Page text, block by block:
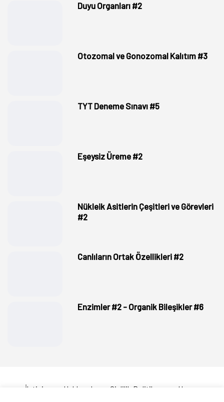
Duyu Organları #2
Otozomal ve Gonozomal Kalıtım #3
TYT Deneme Sınavı #5
Eşeysiz Üreme #2
Nükleik Asitlerin Çeşitleri ve Görevleri
#2
Canlıların Ortak Özellikleri #2
Enzimler #2 - Organik Bileşikler #6
İletişim Hakkımda Gizlilik Politikası Hesap